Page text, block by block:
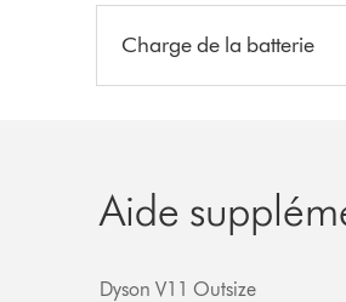
Charge de la batterie
Aide
Dyson V11 Outsize